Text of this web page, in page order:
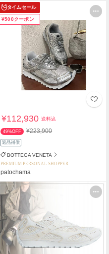
タイムセール
¥500クーポン
¥112,930送料込
49%OFF ¥223,900
返品補償
BOTTEGA VENETA
PREMIUM PERSONAL SHOPPER
patochama